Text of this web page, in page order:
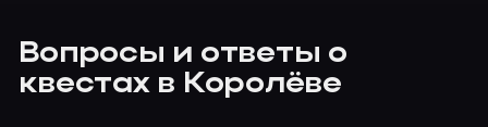
Вопросы и ответы о
квестах в Королёве